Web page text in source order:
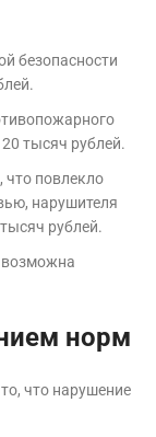
безопасности
тысяч рублей.
что повлекло
нарушителя
рублей.
возможна
норм
что нарушение